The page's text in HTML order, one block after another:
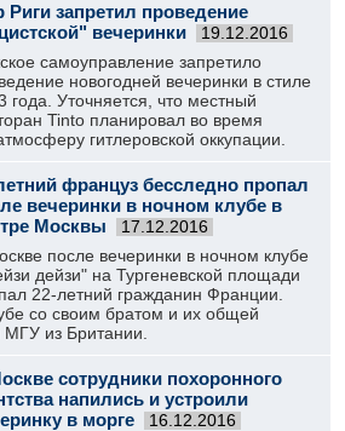
Риги запретил проведение
вечеринки
19.12.2016
самоуправление запретило
новогодней вечеринки в стиле
года. Уточняется, что местный
Tinto планировал во время
гитлеровской оккупации.
француз бесследно пропал
вечеринки в ночном клубе в
Москвы
17.12.2016
после вечеринки в ночном клубе
дейзи" на Тургеневской площади
22-летний гражданин Франции.
со своим братом и их общей
МГУ из Британии.
сотрудники похоронного
напились и устроили
в морге
16.12.2016